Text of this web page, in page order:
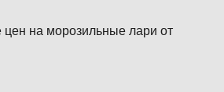
на морозильные лари от